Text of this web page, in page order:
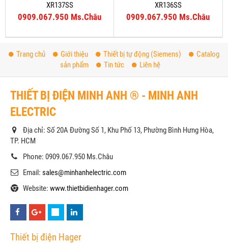
XR137SS
0909.067.950 Ms.Châu
XR136SS
0909.067.950 Ms.Châu
Trang chủ Giới thiệu Thiết bị tự động (Siemens)
Catalog
sản phẩm
Tin tức Liên hệ
THIẾT BỊ ĐIỆN MINH ANH ® - MINH ANH
ELECTRIC
Địa chỉ: Số 20A Đường Số 1, Khu Phố 13, Phường Bình Hưng Hòa,
TP. HCM
Phone: 0909.067.950 Ms.Châu
Email: sales@minhanhelectric.com
Website: www.thietbidienhager.com
Thiết bị điện Hager